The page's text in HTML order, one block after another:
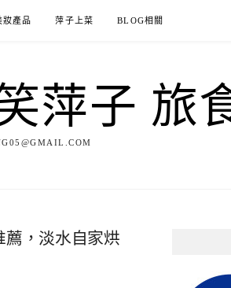
妝產品 萍子上菜 BLOG相關
萍子 旅
薦，淡水自家烘